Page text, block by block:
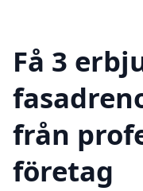
Få 3
från
företag